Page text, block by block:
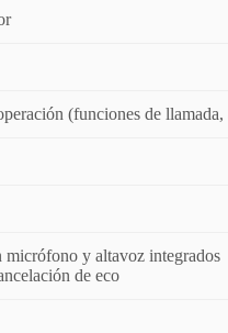
(funciones de
y altavoz integrados
de eco